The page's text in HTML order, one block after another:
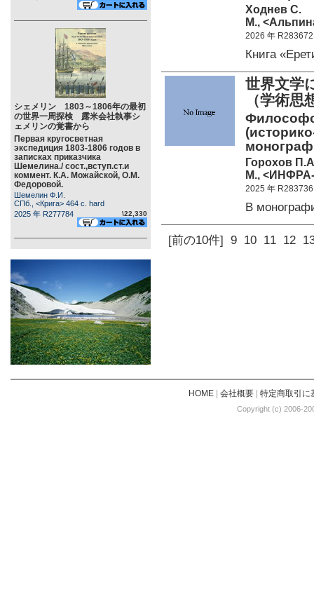
シェメリン 1803～1806年の最初
の世界一周探検 露米会社執事シ
ェメリンの覚書から
Первая кругосветная
экспедиция 1803-1806 годов в
записках приказчика
Шемелина./ сост.,вступ.ст.и
коммент. К.А. Можайской, О.М.
Федоровой.
Шемелин Ф.И.
СПб., <Крига> 464 c. hard
2025 年 R277784
\22,330
Ходнев С.
М.,
2026 年 R283672
Книга
世界文学
（学術
Горохов
М., <ИНФРА-
2025 年 R283736
В
[前の10件] 9 10 11 12
HOME| 会社概要| 特定商取引に
Copyright (c) 2006-